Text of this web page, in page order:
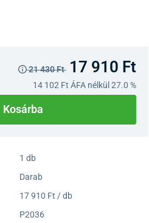
21 430 Ft 17 910 Ft
14 102 Ft ÁFA nélkül 27.0 %
Kosárba
1 db
Darab
17 910 Ft / db
P2036